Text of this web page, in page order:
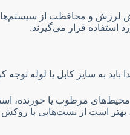
لرزش و محافظت از
استفاده قرار می‌گیرند.
به سایز کابل یا لوله
مرطوب یا خورنده،
بهتر است از بست‌هایی با